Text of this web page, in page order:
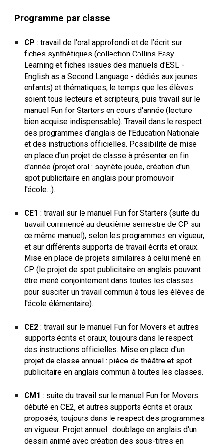
Programme par classe
CP :travail de l'oral approfondi et de l’écrit sur
fiches synthétiques (collection Collins Easy
Learning et fiches issues des manuels d'ESL -
English as a Second Language - dédiés aux jeunes
enfants) et thématiques, le temps que les élèves
soient tous lecteurs et scripteurs, puis travail sur le
manuel Fun for Starters en cours d'année (lecture
bien acquise indispensable). Travail dans le respect
des programmes d'anglais de l'Education Nationale
et des instructions officielles. Possibilité de mise
en place d'unprojet de classeà présenter en fin
d'année (projet oral : saynète jouée, création d'un
spot publicitaire en anglais pour promouvoir
l'école...).
CE1 : travail sur le manuel Fun for Starters (suite du
travail commencé au deuxième semestre de CP sur
ce même manuel), selon les programmes en vigueur,
et sur différents supports de travail écrits et oraux.
Mise en place deprojets similaires à celui mené en
CP (le projet de spot publicitaire en anglais pouvant
être mené conjointement dans toutes les classes
pour susciter un travail commun à tous les élèves de
l'école élémentaire).
CE2 :travail sur le manuel Fun for Movers et autres
supports écrits et oraux, toujours dans le respect
des instructions officielles. Mise en place d'un
projet de classeannuel : pièce de théâtre et spot
publicitaire en anglais commun à toutes les classes.
CM1 : suite du travail sur le manuel Fun for Movers
débuté en CE2, et autres supports écrits et oraux
proposés, toujours dans le respect des programmes
en vigueur. Projet annuel: doublage en anglais d'un
dessin animé avec création des sous-titres en